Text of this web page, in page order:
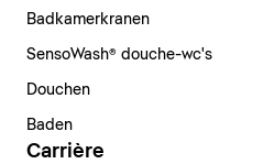
Badkamerkranen
SensoWash® douche-wc's
Douchen
Baden
Carrière